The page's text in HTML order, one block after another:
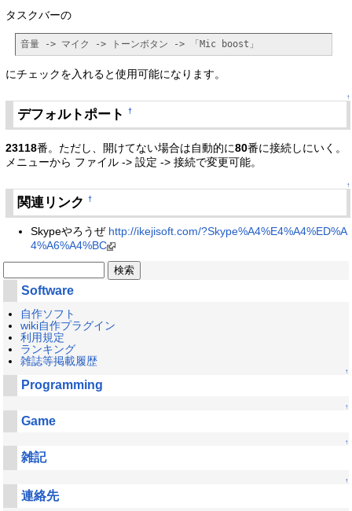
タスクバーの
音量 -> マイク -> トーンボタン -> 「Mic boost」
にチェックを入れると使用可能になります。
↑
デフォルトポート†
23118番。ただし、開けてない場合は自動的に80番に接続しにいく。
メニューから ファイル -> 設定 -> 接続で変更可能。
↑
関連リンク†
Skypeやろうぜ http://ikejisoft.com/?Skype%A4%E4%A4%ED%A
4%A6%A4%BC
Software
自作ソフト
wiki自作プラグイン
利用規定
ランキング
雑誌等掲載履歴
↑
Programming
↑
Game
↑
雑記
↑
連絡先